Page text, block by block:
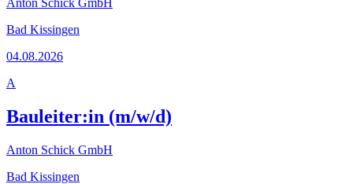
Bad Kissingen
04.08.2026
A
Bauleiter:in (m/w/d)
Anton Schick GmbH
Bad Kissingen